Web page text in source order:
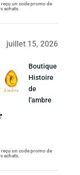
reçu un code promo de
achats.
juillet 15, 2026
Boutique
Histoire
de
l'ambre
reçu un code promo de
achats.